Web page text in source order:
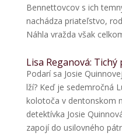
Bennettovcov s ich
nachádza priateľstvo,
Náhla vražda však
Lisa Reganová: Tichý
Podarí sa Josie
lží? Keď je sedemročná
kolotoča v dentonskom
detektívka Josie
zapojí do usilovného